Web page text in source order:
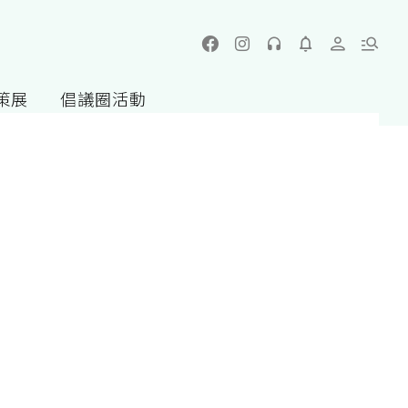
展 倡議圈活動